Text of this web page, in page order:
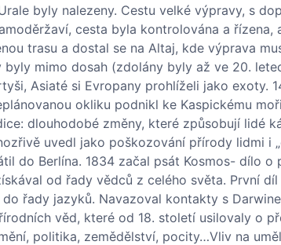
byly nalezeny. Cestu velké výpravy, s
cesta byla kontrolována a
trasu a dostal se na Altaj, kde výprava
mimo dosah (zdolány byly až ve 20.
Asiaté si Evropany prohlíželi jako exoty.
okliku podnikl ke Kaspickému
dlouhodobé změny, které způsobují lidé
uvedl jako poškozování přírody lidmi i
do Berlína. 1834 začal psát Kosmos- dílo
od řady vědců z celého světa. První
řady jazyků. Navazoval kontakty s
věd, které od 18. století usilovaly o
politika, zemědělství, pocity…Vliv na